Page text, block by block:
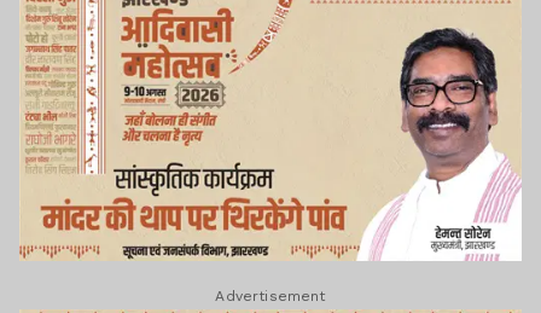
Advertisement